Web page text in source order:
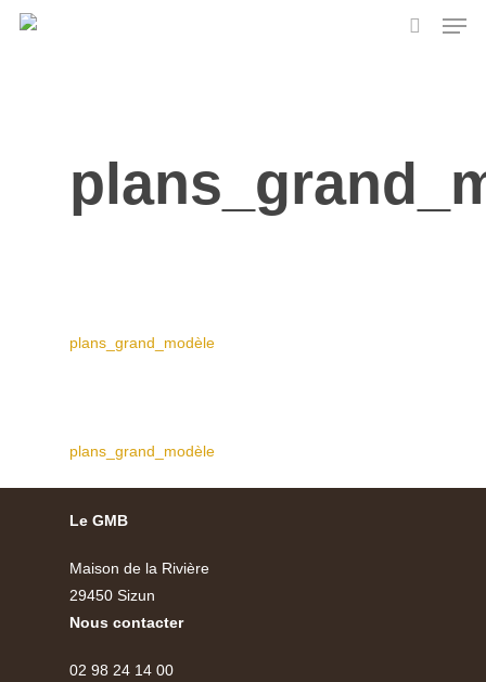
Skip
plans_grand_modèle
plans_grand_modèle
Le GMB
Maison de la Rivière
29450 Sizun
Nous contacter
02 98 24 14 00